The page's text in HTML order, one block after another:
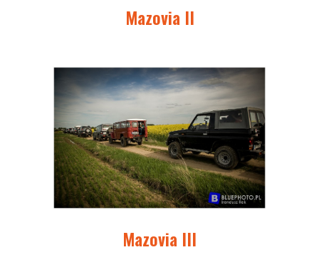
Mazovia II
Mazovia III